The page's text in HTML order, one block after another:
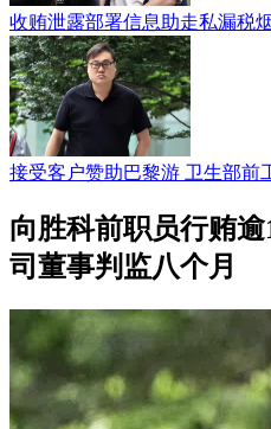
收贿泄露部署信息助走私漏税
接受客户赞助巴黎游 卫生部前
向胜科前职员行贿
司董事判监八个月